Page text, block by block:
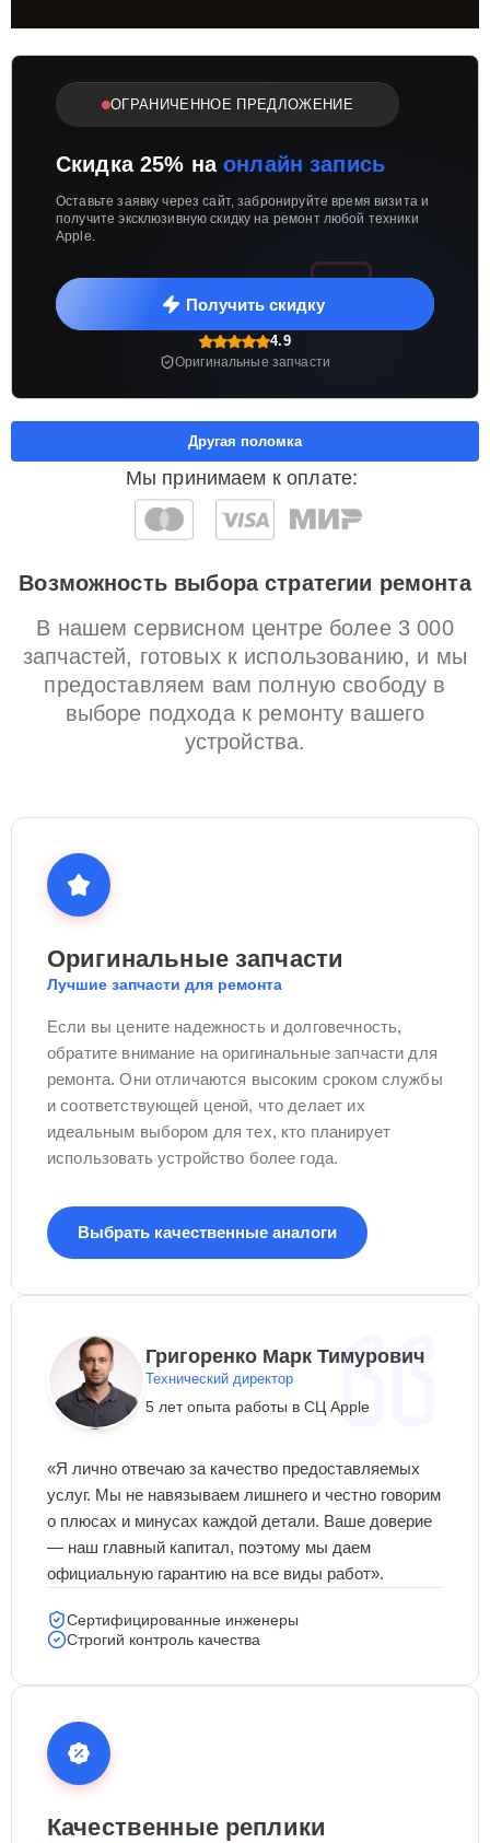
ОГРАНИЧЕННОЕ ПРЕДЛОЖЕНИЕ
Скидка 25% наонлайн запись
Оставьте заявку через сайт, забронируйте время визита и
получите эксклюзивную скидку на ремонт любой техники
Apple.
Получить скидку
4.9
Оригинальные запчасти
Мы принимаем к оплате:
Другая поломка
Возможность выбора стратегии ремонта
В нашем сервисном центре более 3 000
запчастей, готовых к использованию, и мы
предоставляем вам полную свободу в
выборе подхода к ремонту вашего
устройства.
Оригинальные запчасти
Лучшие запчасти для ремонта
Если вы цените надежность и долговечность,
обратите внимание на оригинальные запчасти для
ремонта. Они отличаются высоким сроком службы
и соответствующей ценой, что делает их
идеальным выбором для тех, кто планирует
использовать устройство более года.
Выбрать качественные аналоги
Григоренко Марк Тимурович
Технический директор
5 лет опыта работы в СЦ Apple
«Я лично отвечаю за качество предоставляемых
услуг. Мы не навязываем лишнего и честно говорим
о плюсах и минусах каждой детали. Ваше доверие
— наш главный капитал, поэтому мы даем
официальную гарантию на все виды работ».
Сертифицированные инженеры
Строгий контроль качества
Качественные реплики